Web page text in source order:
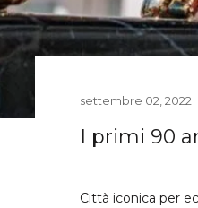
settembre 02, 2022
I primi 90
Città iconica per